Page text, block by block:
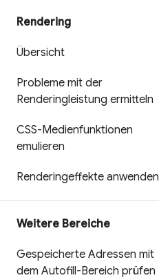
Rendering
Übersicht
Probleme mit der
Renderingleistung ermitteln
CSS-Medienfunktionen
emulieren
Renderingeffekte anwenden
Weitere Bereiche
Gespeicherte Adressen mit
dem Autofill-Bereich prüfen